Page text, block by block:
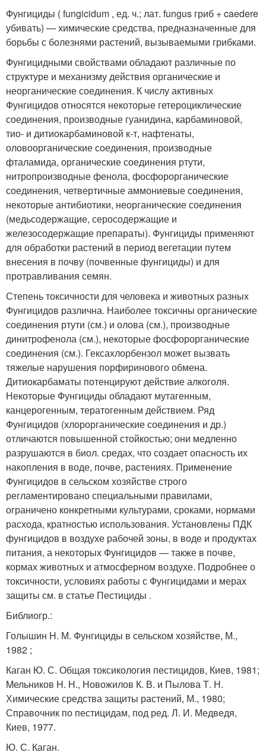
Фунгициды ( fungicidum , ед. ч.; лат. fungus гриб + caedere
убивать) — химические средства, предназначенные для
борьбы с болезнями растений, вызываемыми грибками.
Фунгицидными свойствами обладают различные по
структуре и механизму действия органические и
неорганические соединения. К числу активных
Фунгицидов относятся некоторые гетероциклические
соединения, производные гуанидина, карбаминовой,
тио- и дитиокарбаминовой к-т, нафтенаты,
оловоорганические соединения, производные
фталамида, органические соединения ртути,
нитропроизводные фенола, фосфорорганические
соединения, четвертичные аммониевые соединения,
некоторые антибиотики, неорганические соединения
(медьсодержащие, серосодержащие и
железосодержащие препараты). Фунгициды применяют
для обработки растений в период вегетации путем
внесения в почву (почвенные фунгициды) и для
протравливания семян.
Степень токсичности для человека и животных разных
Фунгицидов различна. Наиболее токсичны органические
соединения ртути (см.) и олова (см.), производные
динитрофенола (см.), некоторые фосфорорганические
соединения (см.). Гексахлорбензол может вызвать
тяжелые нарушения порфиринового обмена.
Дитиокарбаматы потенцируют действие алкоголя.
Некоторые Фунгициды обладают мутагенным,
канцерогенным, тератогенным действием. Ряд
Фунгицидов (хлорорганические соединения и др.)
отличаются повышенной стойкостью; они медленно
разрушаются в биол. средах, что создает опасность их
накопления в воде, почве, растениях. Применение
Фунгицидов в сельском хозяйстве строго
регламентировано специальными правилами,
ограничено конкретными культурами, сроками, нормами
расхода, кратностью использования. Установлены ПДК
фунгицидов в воздухе рабочей зоны, в воде и продуктах
питания, а некоторых Фунгицидов — также в почве,
кормах животных и атмосферном воздухе. Подробнее о
токсичности, условиях работы с Фунгицидами и мерах
защиты см. в статье Пестициды .
Библиогр.:
Голышин H. М. Фунгициды в сельском хозяйстве, М.,
1982 ;
Каган Ю. С. Общая токсикология пестицидов, Киев, 1981;
Mельников H. Н., Новожилов К. В. и Пылова Т. Н.
Химические средства защиты растений, М., 1980;
Справочник по пестицидам, под ред. Л. И. Медведя,
Киев, 1977.
Ю. С. Каган.